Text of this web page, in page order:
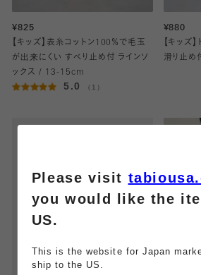
¥825
【キッズ】表糸コットン100％で毛玉
が出来にくい すべり止め付 ラインソ
ックス / 13-15cm
5.0 （1）
¥880
【キッズ
滑り止
Please visit
you would like the
US.
This is the website for Japan
ship to the US.